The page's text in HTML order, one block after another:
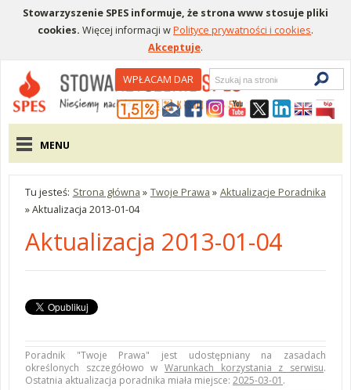
Stowarzyszenie SPES informuje, że strona www stosuje pliki
cookies. Więcej informacji wPolityce prywatności i cookies.
Akceptuje.
Menu pomocniczeWPŁACAM DAR
Wyszukiwarka
Menu główne
MENU
Tu jesteś: Strona główna » Twoje Prawa » Aktualizacje Poradnika
»Aktualizacja 2013-01-04
Aktualizacja 2013-01-04
Poradnik "Twoje Prawa" jest udostępniany na zasadach
określonych szczegółowo w Warunkach korzystania z serwisu.
Ostatnia aktualizacja poradnika miała miejsce: 2025-03-01 .